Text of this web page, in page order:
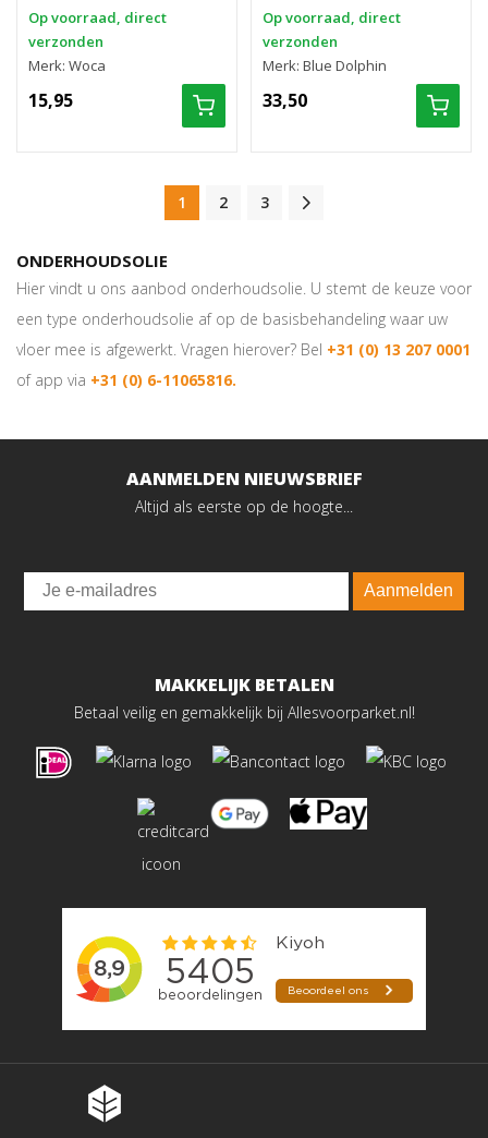
Op voorraad, direct
verzonden
Merk: Woca
15,95
Op voorraad, direct
verzonden
Merk: Blue Dolphin
33,50
1 2 3
ONDERHOUDSOLIE
Hier vindt u ons aanbod onderhoudsolie. U stemt de keuze voor
een type onderhoudsolie af op de basisbehandeling waar uw
vloer mee is afgewerkt. Vragen hierover? Bel +31 (0) 13 207 0001
of app via +31 (0) 6-11065816.
AANMELDEN NIEUWSBRIEF
Altijd als eerste op de hoogte...
Email
Aanmelden
MAKKELIJK BETALEN
Betaal veilig en gemakkelijk bij Allesvoorparket.nl!